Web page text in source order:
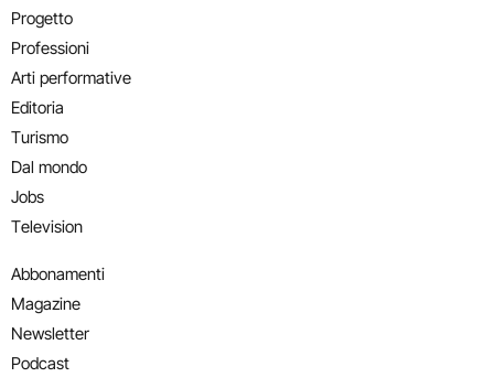
Progetto
Professioni
Arti performative
Editoria
Turismo
Dal mondo
Jobs
Television
Abbonamenti
Magazine
Newsletter
Podcast